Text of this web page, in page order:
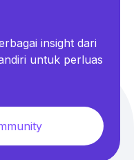
insight dari
untuk perluas